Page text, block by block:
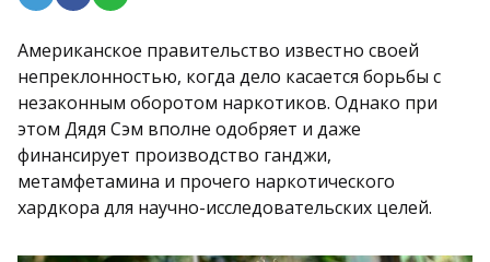
Американское правительство известно своей
непреклонностью, когда дело касается борьбы с
незаконным оборотом наркотиков. Однако при
этом Дядя Сэм вполне одобряет и даже
финансирует производство ганджи,
метамфетамина и прочего наркотического
хардкора для научно-исследовательских целей.